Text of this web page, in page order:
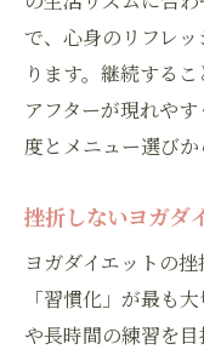
で、心身のリフレ
ります。継続する
アフターが現れや
度とメニュー選びか
挫折しないヨガダ
ヨガダイエットの
「習慣化」が最も
や長時間の練習を